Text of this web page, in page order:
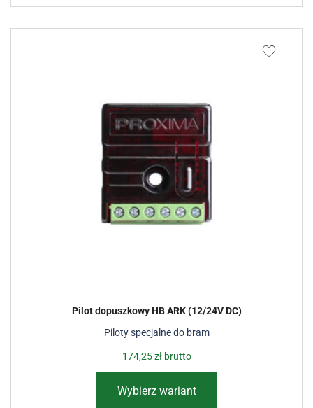
Piloty specjalne do bram
Pilot dopuszkowy HB ARK (12/24V DC)
174,25złbrutto
Wybierz wariant